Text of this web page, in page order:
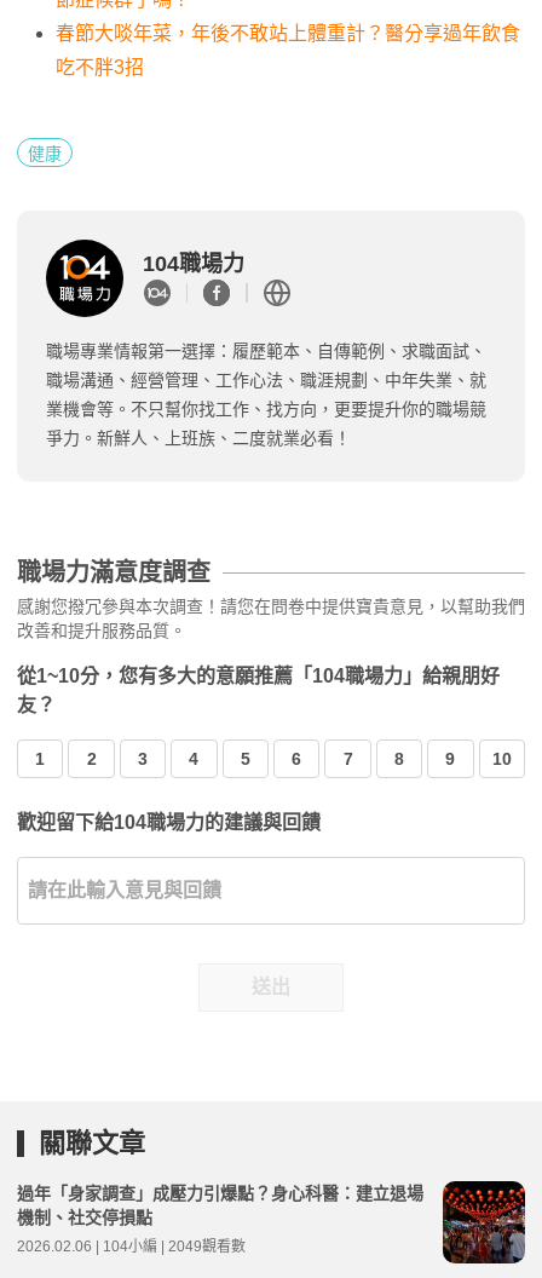
春節大啖年菜，年後不敢站上體重計？醫分享過年飲食
吃不胖3招
健康
104職場力
職場專業情報第一選擇：履歷範本、自傳範例、求職面試、
職場溝通、經營管理、工作心法、職涯規劃、中年失業、就
業機會等。不只幫你找工作、找方向，更要提升你的職場競
爭力。新鮮人、上班族、二度就業必看！
職場力滿意度調查
感謝您撥冗參與本次調查！請您在問卷中提供寶貴意見，以幫助我們
改善和提升服務品質。
從1~10分，您有多大的意願推薦「104職場力」給親朋好
友？
1 2 3 4 5 6 7 8 9 10
歡迎留下給104職場力的建議與回饋
送出
關聯文章
過年「身家調查」成壓力引爆點？身心科醫：建立退場
機制、社交停損點
2026.02.06 | 104小編 | 2049觀看數